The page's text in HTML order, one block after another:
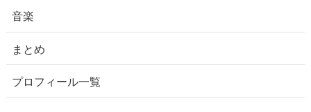
音楽
まとめ
プロフィール一覧